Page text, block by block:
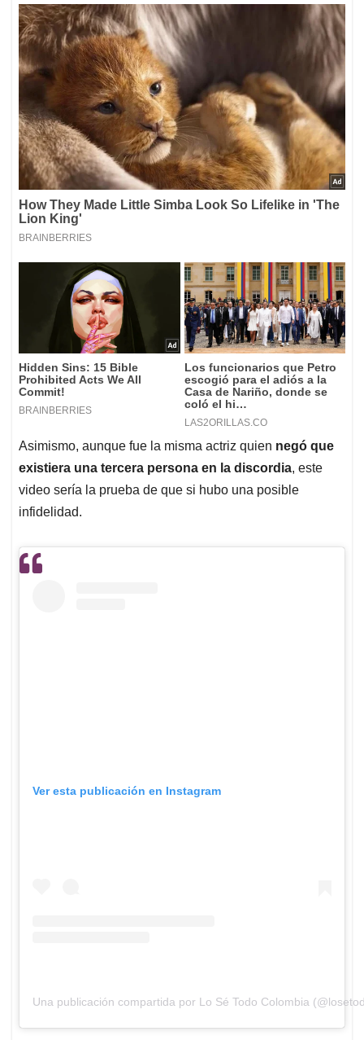
Asimismo, aunque fue la misma actriz quien negó que
existiera una tercera persona en la discordia, este
video sería la prueba de que si hubo una posible
infidelidad.
Ver esta publicación en Instagram
Una publicación compartida por Lo Sé Todo Colombia